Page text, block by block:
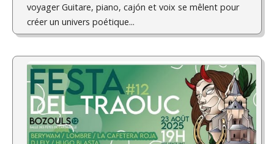
voyager Guitare, piano, cajón et voix se mêlent pour
créer un univers poétique...